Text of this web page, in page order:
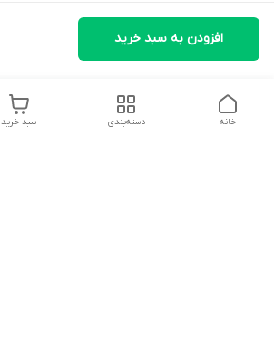
افزودن به سبد خرید
سبد خرید دسته‌بندی خانه